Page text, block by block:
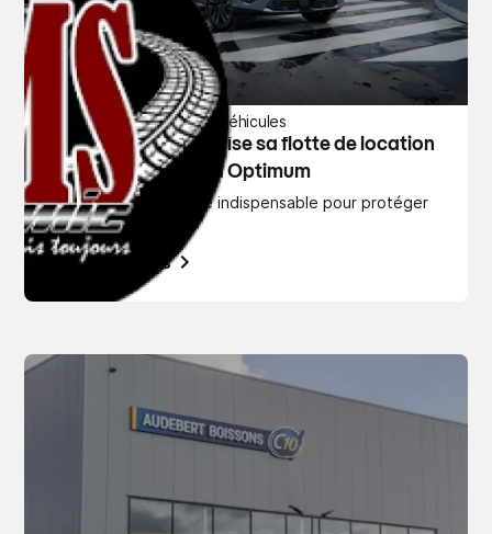
Achat, Vente, Location de véhicules
AMS Dynamic sécurise sa flotte de location
automobile grâce à Optimum
Une solution devenue indispensable pour protéger
notre activité
En savoir plus